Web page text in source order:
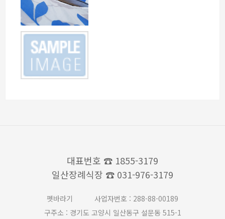
대표번호 ☎ 1855-3179
일산장례식장 ☎ 031-976-3179
펫바라기
사업자번호 : 288-88-00189
구주소 : 경기도 고양시 일산동구 설문동 515-1